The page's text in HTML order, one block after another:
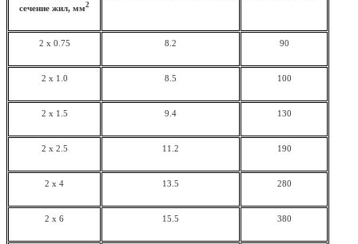
сечение жил, мм2
2 x 0.75 8.2 90
2 x 1.0 8.5 100
2 x 1.5 9.4 130
2 x 2.5 11.2 190
2 x 4 13.5 280
2 x 6 15.5 380